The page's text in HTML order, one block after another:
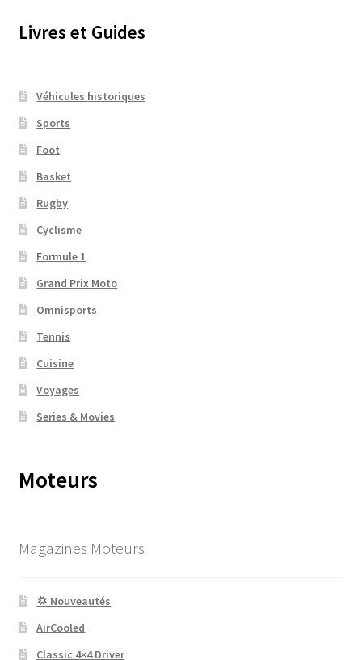
Livres et Guides
Véhicules historiques
Sports
Foot
Basket
Rugby
Cyclisme
Formule 1
Grand Prix Moto
Omnisports
Tennis
Cuisine
Voyages
Series & Movies
Moteurs
Magazines Moteurs
💢 Nouveautés
AirCooled
Classic 4×4 Driver